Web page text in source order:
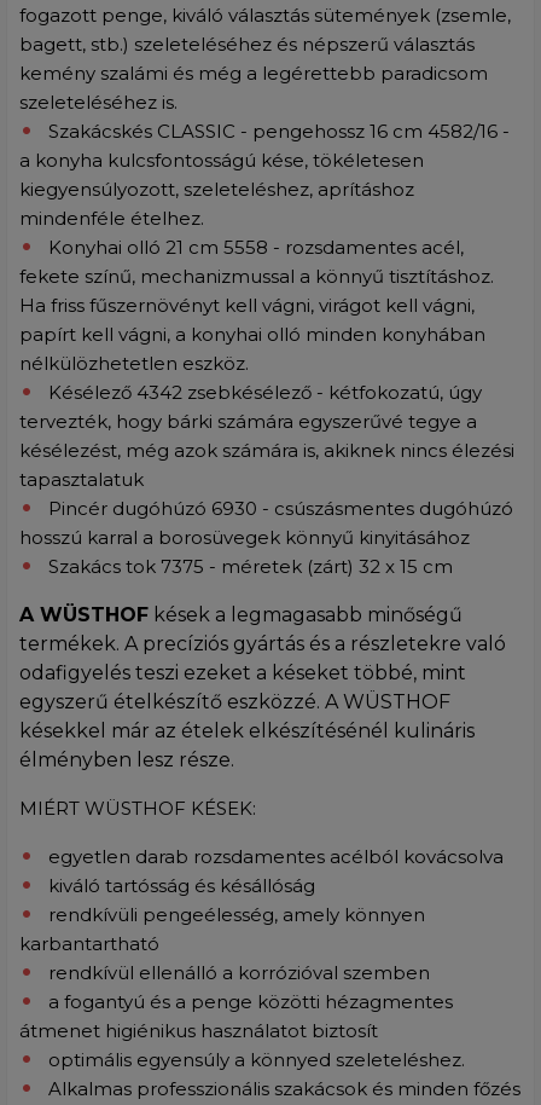
fogazott penge, kiváló választás sütemények (zsemle,
bagett, stb.) szeleteléséhez és népszerű választás
kemény szalámi és még a legérettebb paradicsom
szeleteléséhez is.
Szakácskés CLASSIC - pengehossz 16 cm 4582/16 -
a konyha kulcsfontosságú kése, tökéletesen
kiegyensúlyozott, szeleteléshez, aprításhoz
mindenféle ételhez.
Konyhai olló 21 cm 5558 - rozsdamentes acél,
fekete színű, mechanizmussal a könnyű tisztításhoz.
Ha friss fűszernövényt kell vágni, virágot kell vágni,
papírt kell vágni, a konyhai olló minden konyhában
nélkülözhetetlen eszköz.
Késélező 4342 zsebkésélező - kétfokozatú, úgy
tervezték, hogy bárki számára egyszerűvé tegye a
késélezést, még azok számára is, akiknek nincs élezési
tapasztalatuk
Pincér dugóhúzó 6930 - csúszásmentes dugóhúzó
hosszú karral a borosüvegek könnyű kinyitásához
Szakács tok 7375 - méretek (zárt) 32 x 15 cm
A WÜSTHOF kések a legmagasabb minőségű
termékek. A precíziós gyártás és a részletekre való
odafigyelés teszi ezeket a késeket többé, mint
egyszerű ételkészítő eszközzé. A WÜSTHOF
késekkel már az ételek elkészítésénél kulináris
élményben lesz része.
MIÉRT WÜSTHOF KÉSEK:
egyetlen darab rozsdamentes acélból kovácsolva
kiváló tartósság és késállóság
rendkívüli pengeélesség, amely könnyen
karbantartható
rendkívül ellenálló a korrózióval szemben
a fogantyú és a penge közötti hézagmentes
átmenet higiénikus használatot biztosít
optimális egyensúly a könnyed szeleteléshez.
Alkalmas professzionális szakácsok és minden főzés